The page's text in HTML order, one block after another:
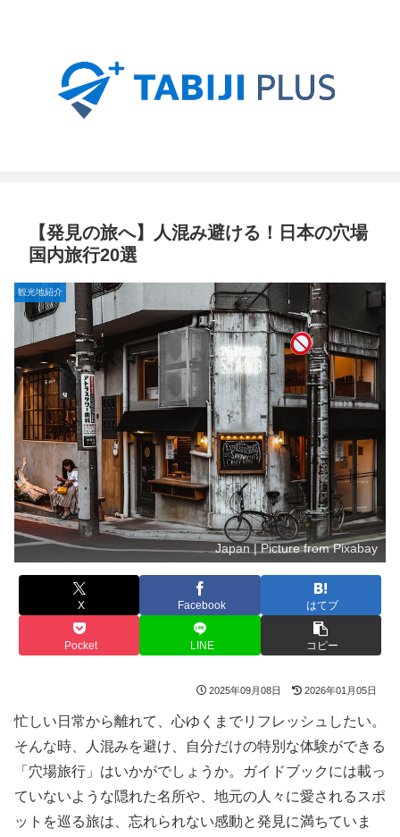
【発見の旅へ】人混み避ける！日本の穴場
国内旅行20選
観光地紹介
Japan | Picture from Pixabay
X Facebook はてブ
Pocket LINE コピー
2025年09月08日 2026年01月05日
忙しい日常から離れて、心ゆくまでリフレッシュしたい。
そんな時、人混みを避け、自分だけの特別な体験ができる
「穴場旅行」はいかがでしょうか。ガイドブックには載っ
ていないような隠れた名所や、地元の人々に愛されるスポ
ットを巡る旅は、忘れられない感動と発見に満ちていま